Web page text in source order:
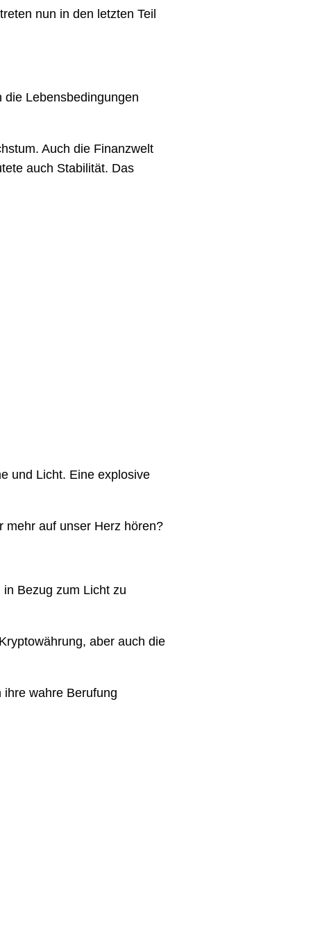
nun in den letzten Teil
Lebensbedingungen
Auch die Finanzwelt
auch Stabilität. Das
und Licht. Eine explosive
mehr auf unser Herz hören?
Bezug zum Licht zu
aber auch die
wahre Berufung